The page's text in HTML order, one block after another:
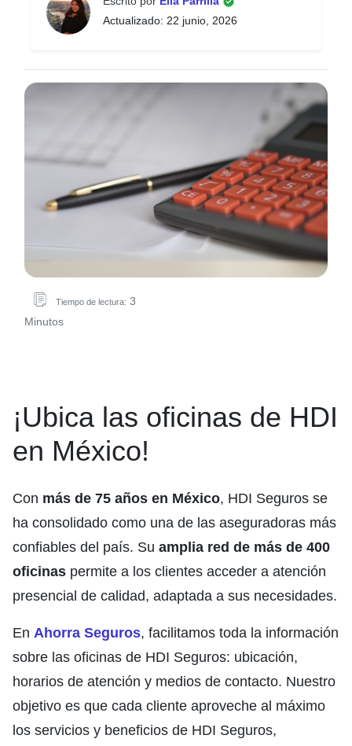
Actualizado: 22 junio, 2026
Tiempo de lectura: 3
Minutos
¡Ubica las oficinas de HDI
en México!
Con más de 75 años en México, HDI Seguros se
ha consolidado como una de las aseguradoras más
confiables del país. Su amplia red de más de 400
oficinas permite a los clientes acceder a atención
presencial de calidad, adaptada a sus necesidades.
En Ahorra Seguros, facilitamos toda la información
sobre las oficinas de HDI Seguros: ubicación,
horarios de atención y medios de contacto. Nuestro
objetivo es que cada cliente aproveche al máximo
los servicios y beneficios de HDI Seguros,